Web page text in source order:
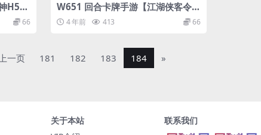
H5】
后66
W651 回合卡牌手游【江湖侠客令修
复版】最新整理Win半手工服务端+
GM授权后台
4 年前 413 66
一页 181 182 183 184 »
关于本站
联系我们